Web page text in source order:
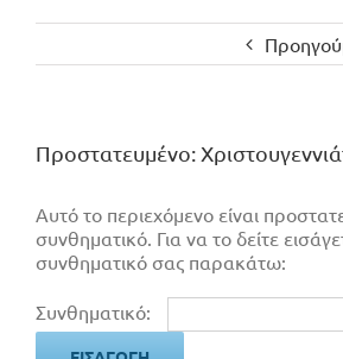
Πρoστατευμένο:
Αυτό το περιεχόμενο είναι
συνθηματικό. Για να το δείτε
συνθηματικό σας παρακάτω:
Συνθηματικό: